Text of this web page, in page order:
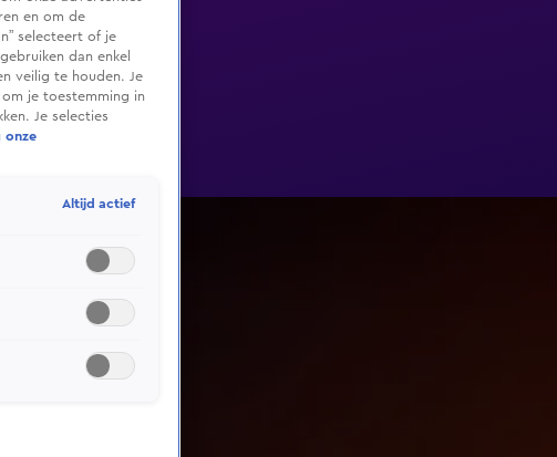
en om de
selecteert of je
dan enkel
veilig te houden. Je
je toestemming in
Je selecties
onze
Altijd actief